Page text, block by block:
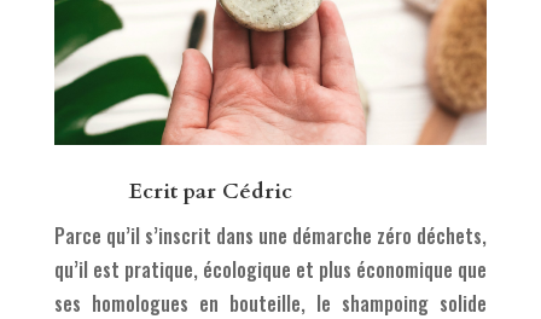
Ecrit par Cédric
Parce qu’il s’inscrit dans une démarche zéro déchets,
qu’il est pratique, écologique et plus économique que
ses homologues en bouteille, le shampoing solide